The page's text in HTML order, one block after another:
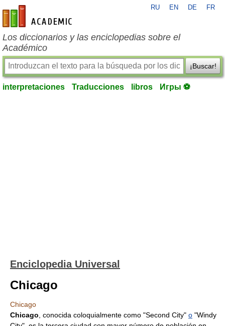
es-academic.com
RU EN DE FR
Los diccionarios y las enciclopedias sobre el
Académico
¡Buscar!
interpretaciones Traducciones libros Игры ⚽
Enciclopedia Universal
Chicago
Chicago
Chicago , conocida coloquialmente como "Second City" o "Windy